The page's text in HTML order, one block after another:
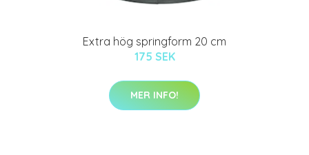
Extra hög springform 20 cm
175 SEK
MER INFO!